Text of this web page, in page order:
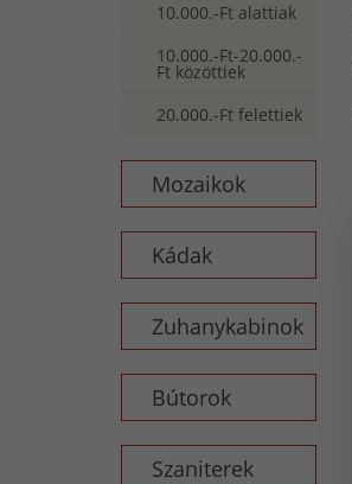
10.000.-Ft alattiak
10.000.-Ft-20.000.-
Ft közöttiek
20.000.-Ft felettiek
Mozaikok
Kádak
Zuhanykabinok
Bútorok
Szaniterek